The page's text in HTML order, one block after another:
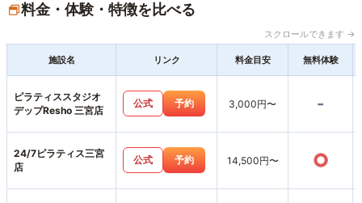
料金・体験・特徴を比べる
スクロールできます →
施設名 リンク 料金目安 無料体験
ピラティススタジオ
デップResho 三宮店
公式 予約 3,000円〜 -
24/7ピラティス三宮
店
公式 予約 14,500円〜 ○